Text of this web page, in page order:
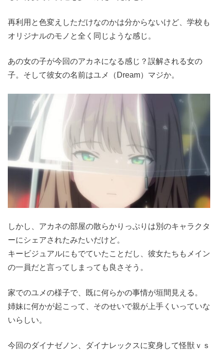
再利用と色変えしただけなのかは分からないけど、学校も
オリジナルのモノと全く同じような感じ。
あの女の子が今回のアカネになる感じ？誤解される女の
子。そして彼女の名前はユメ（Dream）マジか。
しかし、アカネの部屋の散らかりっぷりは別のキャラクタ
ーにシェアされたみたいだけど。
キービジュアルにもでていたことだし、彼女たちもメイン
の一員だと言ってしまっても良さそう。
家でのユメの様子で、既に何らかの事情が垣間見える。
姉妹に何かが起こって、そのせいで親が上手くいっていな
いらしい。
今回のダイナゼノン、ダイナレックスに変身して怪獣ｖｓ